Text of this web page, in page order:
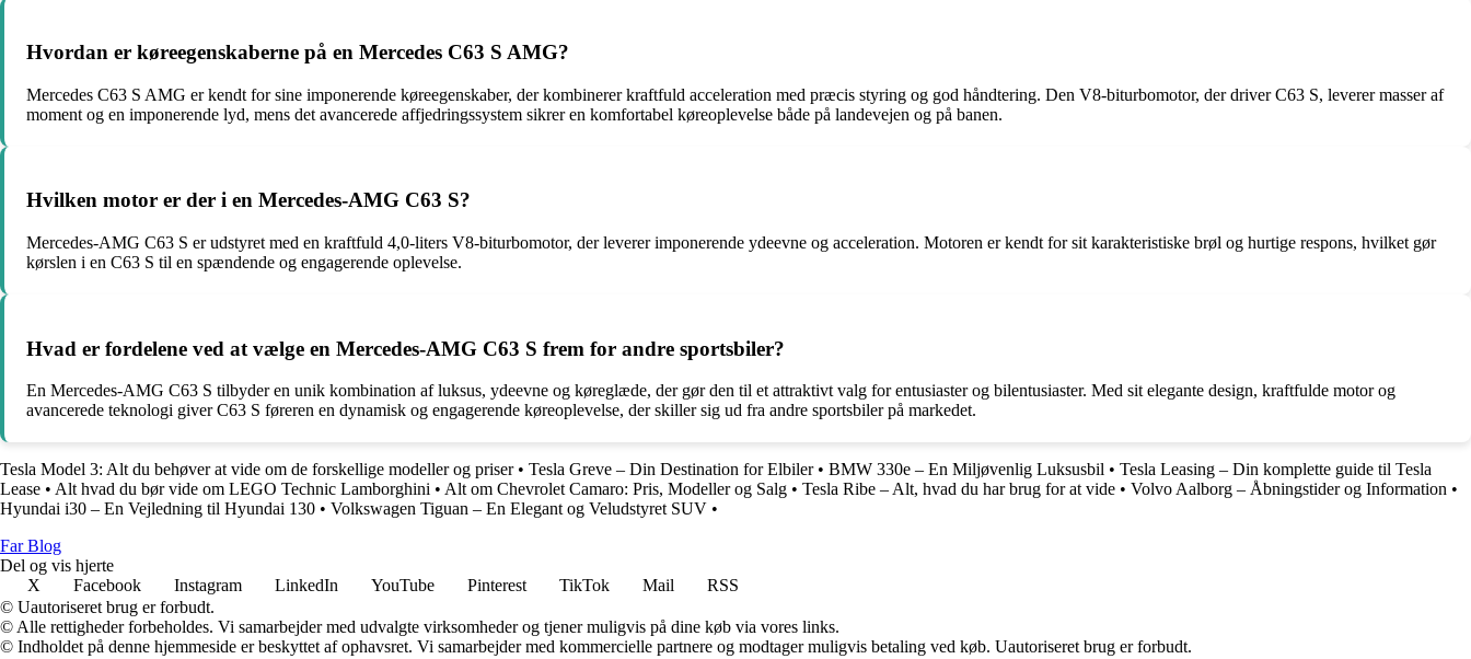
Hvordan er køreegenskaberne på en Mercedes C63 S AMG?
Mercedes C63 S AMG er kendt for sine imponerende køreegenskaber, der kombinerer kraftfuld acceleration med præcis styring og god håndtering. Den V8-biturbomotor, der driver C63 S, leverer masser af
moment og en imponerende lyd, mens det avancerede affjedringssystem sikrer en komfortabel køreoplevelse både på landevejen og på banen.
Hvilken motor er der i en Mercedes-AMG C63 S?
Mercedes-AMG C63 S er udstyret med en kraftfuld 4,0-liters V8-biturbomotor, der leverer imponerende ydeevne og acceleration. Motoren er kendt for sit karakteristiske brøl og hurtige respons, hvilket gør
kørslen i en C63 S til en spændende og engagerende oplevelse.
Hvad er fordelene ved at vælge en Mercedes-AMG C63 S frem for andre sportsbiler?
En Mercedes-AMG C63 S tilbyder en unik kombination af luksus, ydeevne og køreglæde, der gør den til et attraktivt valg for entusiaster og bilentusiaster. Med sit elegante design, kraftfulde motor og
avancerede teknologi giver C63 S føreren en dynamisk og engagerende køreoplevelse, der skiller sig ud fra andre sportsbiler på markedet.
Tesla Model 3: Alt du behøver at vide om de forskellige modeller og priser• Tesla Greve – Din Destination for Elbiler• BMW 330e – En Miljøvenlig Luksusbil • Tesla Leasing – Din komplette guide til Tesla
Lease • Alt hvad du bør vide om LEGO Technic Lamborghini • Alt om Chevrolet Camaro: Pris, Modeller og Salg • Tesla Ribe – Alt, hvad du har brug for at vide • Volvo Aalborg – Åbningstider og Information •
Hyundai i30 – En Vejledning til Hyundai 130 • Volkswagen Tiguan – En Elegant og Veludstyret SUV •
Far Blog
Del og vis hjerte
X
Facebook Instagram LinkedIn YouTube Pinterest TikTok Mail
RSS
© Uautoriseret brug er forbudt.
© Alle rettigheder forbeholdes. Vi samarbejder med udvalgte virksomheder og tjener muligvis på dine køb via vores links.
© Indholdet på denne hjemmeside er beskyttet af ophavsret. Vi samarbejder med kommercielle partnere og modtager muligvis betaling ved køb. Uautoriseret brug er forbudt.